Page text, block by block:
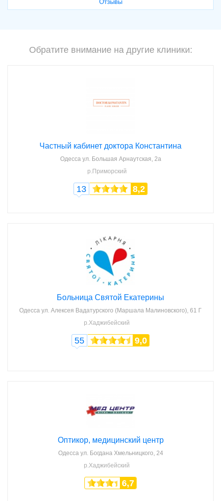
Отзывы
Обратите внимание на другие клиники:
Частный кабинет доктора Константина
Одесса ул. Большая Арнаутская, 2а
р.Приморский
13 8,2
Больница Святой Екатерины
Одесса ул. Алексея Вадатурского (Маршала Малиновского), 61 Г
р.Хаджибейский
55 9,0
Оптикор, медицинский центр
Одесса ул. Богдана Хмельницкого, 24
р.Хаджибейский
6,7